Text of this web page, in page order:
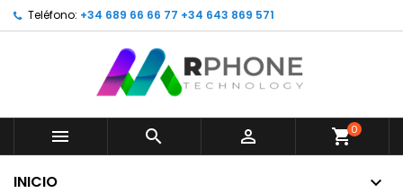
Teléfono: +34 689 66 66 77 +34 643 869 571
   shopping_cart0
INICIO